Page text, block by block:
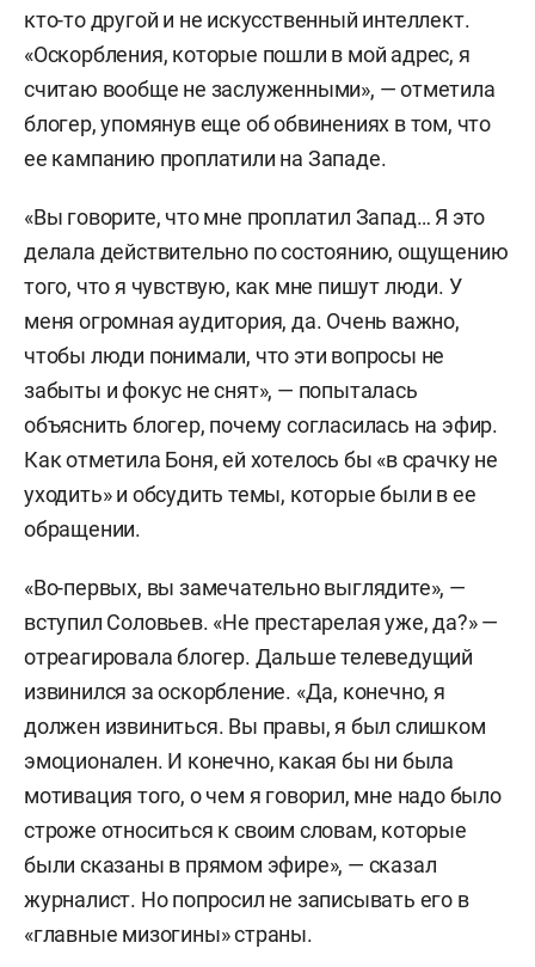
кто-то другой и не искусственный интеллект.
«Оскорбления, которые пошли в мой адрес, я
считаю вообще не заслуженными», — отметила
блогер, упомянув еще об обвинениях в том, что
ее кампанию проплатили на Западе.
«Вы говорите, что мне проплатил Запад… Я это
делала действительно по состоянию, ощущению
того, что я чувствую, как мне пишут люди. У
меня огромная аудитория, да. Очень важно,
чтобы люди понимали, что эти вопросы не
забыты и фокус не снят», — попыталась
объяснить блогер, почему согласилась на эфир.
Как отметила Боня, ей хотелось бы «в срачку не
уходить» и обсудить темы, которые были в ее
обращении.
«Во-первых, вы замечательно выглядите», —
вступил Соловьев. «Не престарелая уже, да?» —
отреагировала блогер. Дальше телеведущий
извинился за оскорбление. «Да, конечно, я
должен извиниться. Вы правы, я был слишком
эмоционален. И конечно, какая бы ни была
мотивация того, о чем я говорил, мне надо было
строже относиться к своим словам, которые
были сказаны в прямом эфире», — сказал
журналист. Но попросил не записывать его в
«главные мизогины» страны.